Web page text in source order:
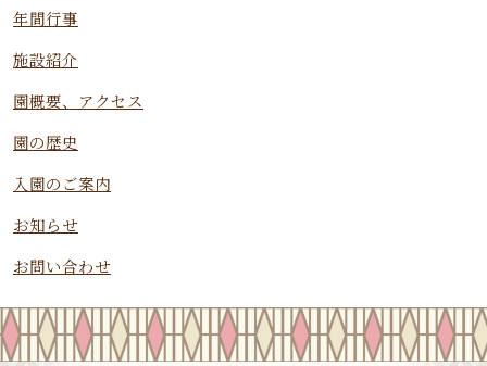
年間行事
施設紹介
園概要、アクセス
園の歴史
入園のご案内
お知らせ
お問い合わせ